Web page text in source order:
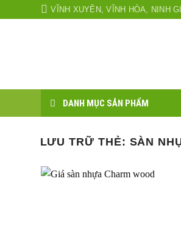
qua
VĨNH XUYÊN, VĨNH HÒA, NINH
DANH MỤC SẢN PHẨM
LƯU TRỮ THẺ: SÀN